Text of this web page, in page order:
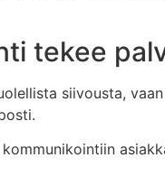
tekee
siivousta,